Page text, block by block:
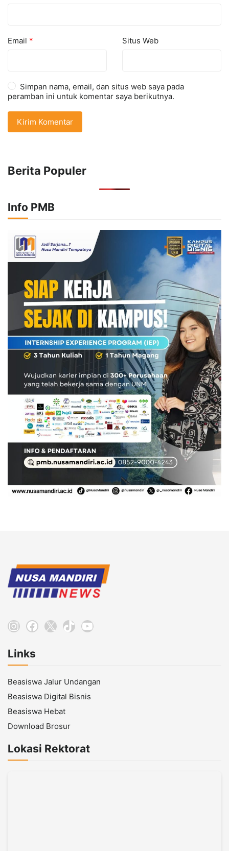
Email * Situs Web
Simpan nama, email, dan situs web saya pada
peramban ini untuk komentar saya berikutnya.
Berita Populer
Info PMB
Instagram
Facebook
X TikTokYouTube
Links
Beasiswa Jalur Undangan
Beasiswa Digital Bisnis
Beasiswa Hebat
Download Brosur
Lokasi Rektorat